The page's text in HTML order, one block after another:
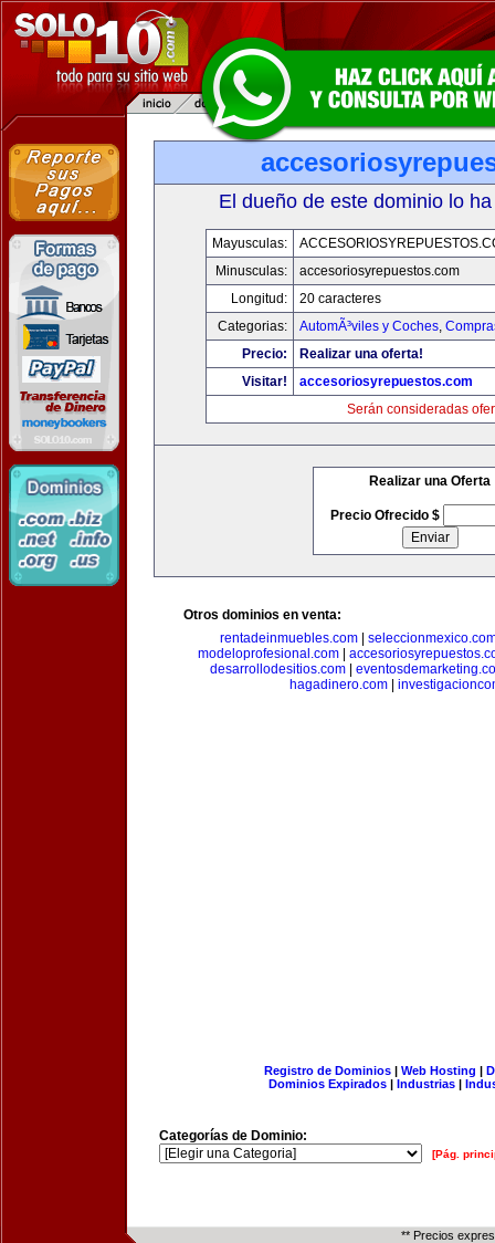
El dueño de este dominio lo
Mayusculas:
Minusculas:
accesoriosyrepuestos.com
Longitud:
20 caracteres
Categorias:
AutomÃ³viles y Coches,
Precio:
Realizar una oferta!
Visitar!
accesoriosyrepuestos.com
Serán consideradas
Realizar una Oferta
Precio Ofrecido $
Otros dominios en venta:
rentadeinmuebles.com
modeloprofesional.com|
desarrollodesitios.com|
hagadinero.com|
Registro de Dominios| Web Hosting |
Dominios Expirados | Industrias |
Categorías de Dominio:
[Pág.
** Precios